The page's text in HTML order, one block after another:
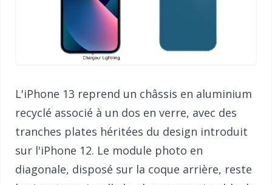
L'iPhone 13 reprend un châssis en aluminium
recyclé associé à un dos en verre, avec des
tranches plates héritées du design introduit
sur l'iPhone 12. Le module photo en
diagonale, disposé sur la coque arrière, reste